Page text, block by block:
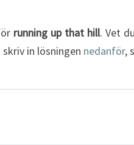
running up that hill. Vet
in lösningen nedanför,